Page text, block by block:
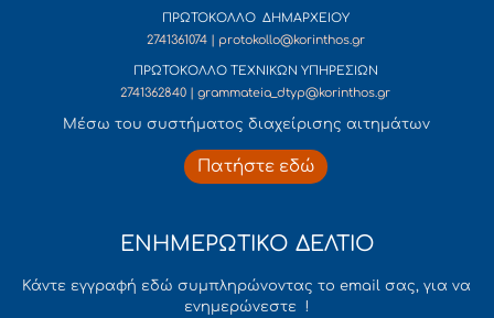
ΠΡΩΤΟΚΟΛΛΟ ΔΗΜΑΡΧΕΙΟΥ
2741361074 | protokollo@korinthos.gr
ΠΡΩΤΟΚΟΛΛΟ ΤΕΧΝΙΚΩΝ ΥΠΗΡΕΣΙΩΝ
2741362840 | grammateia_dtyp@korinthos.gr
Mέσω του συστήματος διαχείρισης αιτημάτων
Πατήστε εδώ
ΕΝΗΜΕΡΩΤΙΚΟ ΔΕΛΤΙΟ
Κάντε εγγραφή εδώ συμπληρώνοντας το email σας, για να
ενημερώνεστε !